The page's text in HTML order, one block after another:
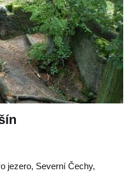
jezero, Severní Čechy,